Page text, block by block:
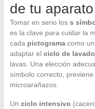
de tu aparato
Tomar en serio los s
es la clave para cuidar la
cada pictogramacomo un
adaptar el ciclo de lavado
lavas. Una elección
símbolo correcto,
microarañazos.
Un ciclo intensivo